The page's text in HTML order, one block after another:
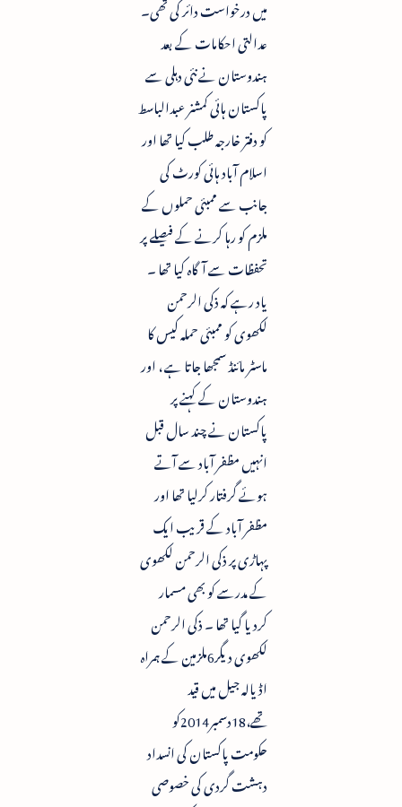
میں درخواست دائر کی تھی۔
عدالتی احکامات کے بعد
ہندوستان نے نئی دہلی سے
پاکستان ہائی کمشنر عبدالباسط
کو دفتر خارجہ طلب کیا تھا اور
اسلام آباد ہائی کورٹ کی
جانب سے ممبئی حملوں کے
ملزم کو رہا کرنے کے فیصلے پر
تحفظات سے آگاہ کیا تھا ۔
یاد رہے کہ ذکی الرحمن
لکھوی کو ممبئی حملہ کیس کا
ماسٹر مائنڈ سمجھا جاتا ہے ، اور
ہندوستان کے کہنے پر
پاکستان نے چند سال قبل
انہیں مظفر آباد سے آتے
ہوئے گرفتار کرلیا تھا اور
مظفر آباد کے قریب ایک
پہاڑی پر ذکی الرحمن لکھوی
کے مدرسے کو بھی مسمار
کردیا گیا تھا ۔ ذکی الرحمن
لکھوی دیگر6ملزمین کے ہمراہ
اڈیالہ جیل میں قید
تھے،18دسمبر2014کو
حکومت پاکستان کی انسداد
دہشت گردی کی خصوصی